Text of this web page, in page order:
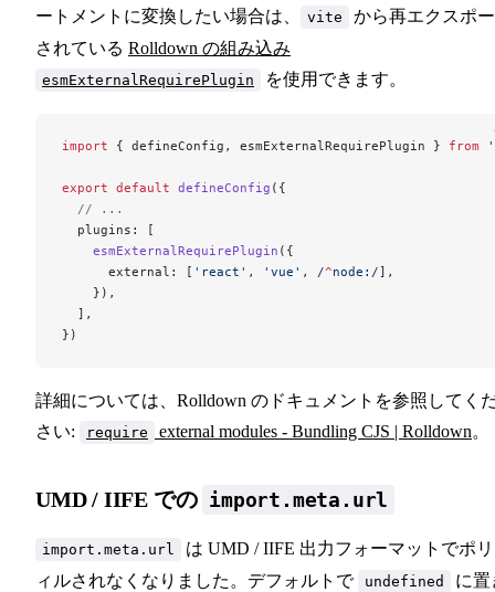
ートメントに変換したい場合は、
vite
から再エクスポ
されている Rolldown の組み込み
esmExternalRequirePlugin を使用できます。
import { defineConfig, esmExternalRequirePlugin } from
export default defineConfig ({
  // ...
  plugins: [
    esmExternalRequirePlugin
({
      external: [
'react' , 'vue' , /^node: /],
    }),
  ],
})
詳細については、Rolldown のドキュメントを参照してく
さい:
require external modules - Bundling CJS | Rolldown。
UMD / IIFE での import.meta.url
import.meta.url
は UMD / IIFE 出力フォーマットでポ
ィルされなくなりました。デフォルトで
undefined
に置